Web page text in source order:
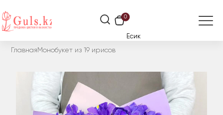
0
Есик
Главная Монобукет из 19 ирисов